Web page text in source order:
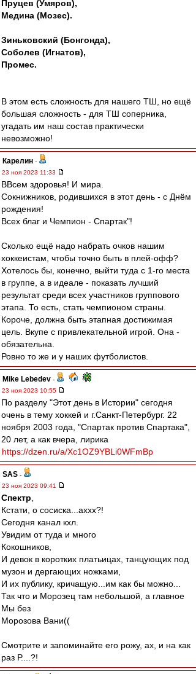
Пруцев (Умяров),
Медина (Мозес).
Зиньковский (Бонгонда),
Соболев (Игнатов),
Промес.
В этом есть сложность для нашего ТШ, но ещё
большая сложность - для ТШ соперника,
угадать им наш состав практически
невозможно!
Карелин -
23 ноя 2023 11:33
ВВсем здоровья! И мира.
Сокнижников, родившихся в этот день - с Днём
рождения!
Всех благ и Чемпион - Спартак"!
Сколько ещё надо набрать очков нашим
хоккеистам, чтобы точно быть в плей-офф?
Хотелось бы, конечно, выйти туда с 1-го места
в группе, а в идеале - показать лучший
результат среди всех участников группового
этапа. То есть, стать чемпионом страны.
Короче, должна быть этапная достижимая
цель. Вкупе с привлекательной игрой. Она -
обязательна.
Ровно то же и у наших футболистов.
Mike Lebedev -
23 ноя 2023 10:55
По разделу "Этот день в Истории" сегодня
очень в тему хоккей и г.Санкт-Петербург. 22
ноября 2003 года, "Спартак против Спартака",
20 лет, а как вчера, лирика
https://dzen.ru/a/Xc1OZ9YBLi0WFmBp
SAS -
23 ноя 2023 09:41
Спектр
Кстати, о сосиска...аххх?!
Сегодня канал кхл.
Увидим от туда и много
Кокошников,
И девок в коротких платьицах, танцующих под
музон и дергающих ножками,
И их публику, кричащую...им как бы можно...
Так что и Морозец там небольшой, а главное
Мы без
Морозова Вани((
Смотрите и запоминайте его рожу, ах, и на как
раз Р....?!